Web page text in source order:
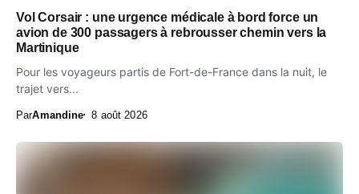
Vol Corsair : une urgence médicale à bord force un
avion de 300 passagers à rebrousser chemin vers la
Martinique
Pour les voyageurs partis de Fort-de-France dans la nuit, le
trajet vers...
ParAmandine 8 août 2026